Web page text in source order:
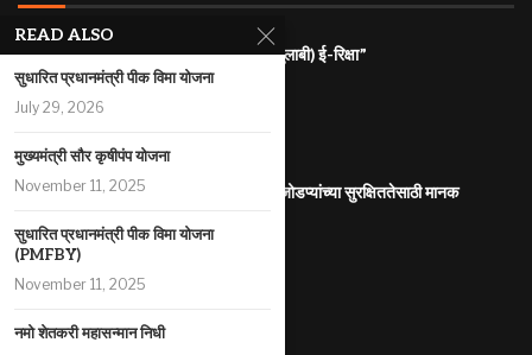
राज्यातील गरजू महिलांना रोजगारासाठी “पिंक (गुलाबी) ई-रिक्षा”
July 31, 2026
July 29, 2026
आंतरजातीय किंवा आंतरधर्मीय विवाह करणा-या जोडप्यांच्या सुरक्षिततेसाठी मानक
July 29, 2026
पोलीस कोठडीतील मृत्यू
READ ALSO
सुधारित प्रधानमंत्री पीक विमा योजना
July 29, 2026
मुख्यमंत्री सौर कृषीपंप योजना
November 11, 2025
सुधारित प्रधानमंत्री पीक विमा योजना
(PMFBY)
November 11, 2025
नमो शेतकरी महासन्मान निधी